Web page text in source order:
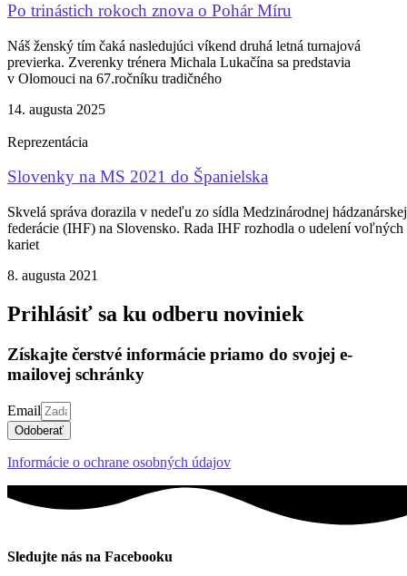
Po trinástich rokoch znova o Pohár Míru
Náš ženský tím čaká nasledujúci víkend druhá letná turnajová
previerka. Zverenky trénera Michala Lukačína sa predstavia
v Olomouci na 67.ročníku tradičného
14. augusta 2025
Reprezentácia
Slovenky na MS 2021 do Španielska
Skvelá správa dorazila v nedeľu zo sídla Medzinárodnej hádzanárskej
federácie (IHF) na Slovensko. Rada IHF rozhodla o udelení voľných
kariet
8. augusta 2021
Prihlásiť sa ku odberu noviniek
Získajte čerstvé informácie priamo do svojej e-
mailovej schránky
Email
Odoberať
Informácie o ochrane osobných údajov
Sledujte nás na Facebooku